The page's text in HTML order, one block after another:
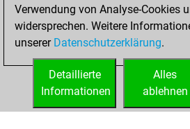
You played
blitz games
You scored
=0 -0 in blitz
Verwendung von Analyse-Cookies
widersprechen. Weitere
unserer Datenschutzerklärung.
Alles
ablehnen
Detaillierte
Informationen